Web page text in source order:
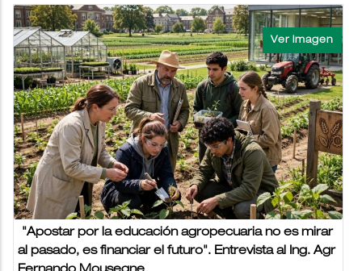
"Apostar por la educación agropecuaria no es mirar
al pasado, es financiar el futuro". Entrevista al Ing. Agr